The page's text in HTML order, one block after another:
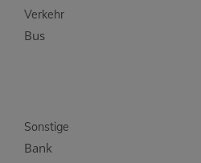
Verkehr
Bus
Sonstige
Bank